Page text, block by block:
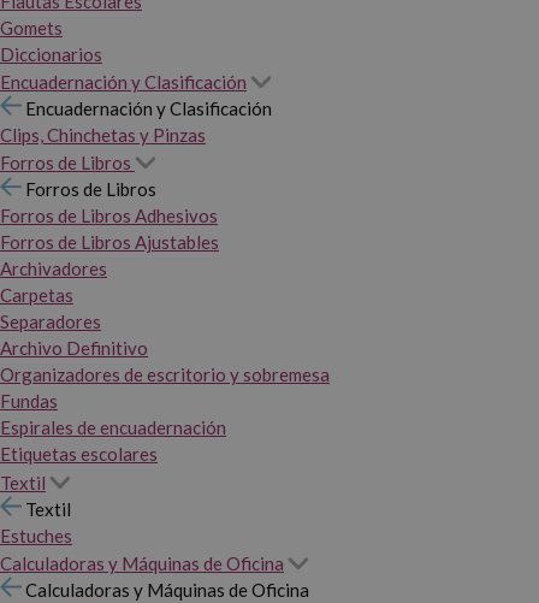
Gomets
Diccionarios
Encuadernación y Clasificación
Encuadernación y Clasificación
Clips, Chinchetas y Pinzas
Forros de Libros
Forros de Libros
Forros de Libros Adhesivos
Forros de Libros Ajustables
Archivadores
Carpetas
Separadores
Archivo Definitivo
Organizadores de escritorio y sobremesa
Fundas
Espirales de encuadernación
Etiquetas escolares
Textil
Textil
Estuches
Calculadoras y Máquinas de Oficina
Calculadoras y Máquinas de Oficina